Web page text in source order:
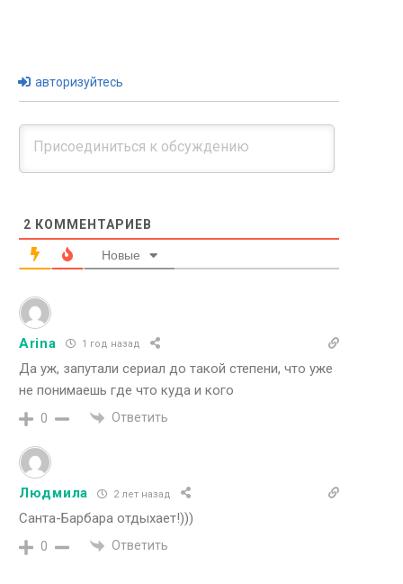
авторизуйтесь
2 КОММЕНТАРИЕВ
Новые
Arina 1 год назад
Да уж, запутали сериал до такой степени, что уже
не понимаешь где что куда и кого
0 Ответить
Людмила 2 лет назад
Санта-Барбара отдыхает!)))
0 Ответить